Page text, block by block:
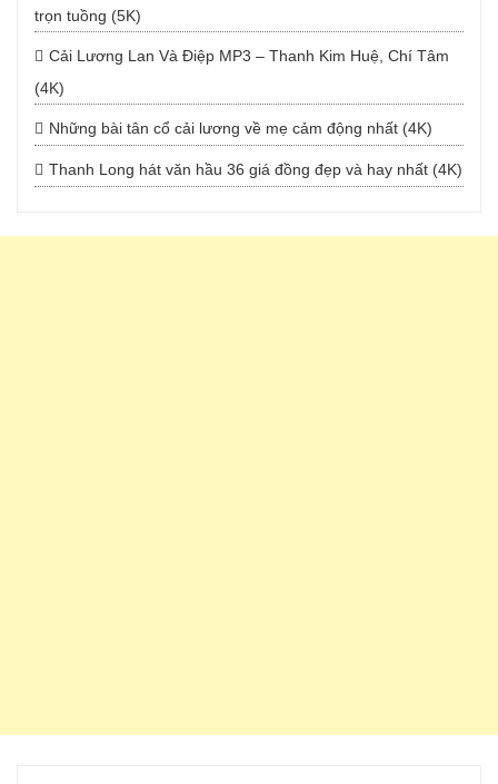
trọn tuồng (5K)
Cải Lương Lan Và Điệp MP3 – Thanh Kim Huệ, Chí Tâm
(4K)
Những bài tân cổ cải lương về mẹ cảm động nhất (4K)
Thanh Long hát văn hầu 36 giá đồng đẹp và hay nhất (4K)